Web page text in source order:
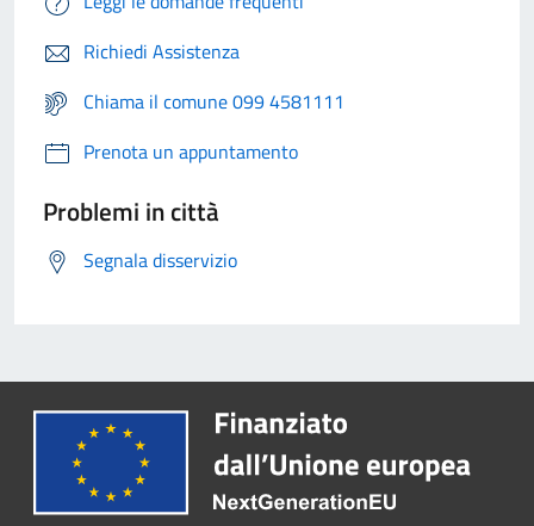
Richiedi Assistenza
Chiama il comune 099 4581111
Prenota un appuntamento
Problemi in città
Segnala disservizio